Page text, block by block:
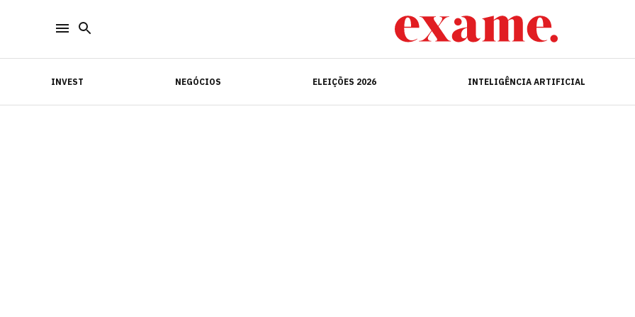
INVEST NEGÓCIOS ELEIÇÕES 2026 INTELIGÊNCIA ARTIFICIAL
INVEST INTELIGÊNCIA ARTIFICIAL